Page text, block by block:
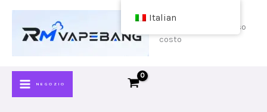
Vai
contenuto
acquista vape a basso
costo
NEGOZIO
Italian